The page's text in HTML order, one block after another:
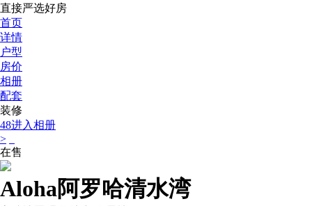
直接严选好房
首页
详情
户型
房价
相册
配套
装修
48进入相册
>
在售
Aloha阿罗哈清水湾